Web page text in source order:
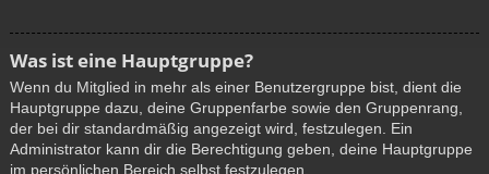
Was ist eine Hauptgruppe?
Wenn du Mitglied in mehr als einer Benutzergruppe bist, dient die
Hauptgruppe dazu, deine Gruppenfarbe sowie den Gruppenrang,
der bei dir standardmäßig angezeigt wird, festzulegen. Ein
Administrator kann dir die Berechtigung geben, deine Hauptgruppe
im persönlichen Bereich selbst festzulegen.